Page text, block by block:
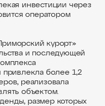
инвестиции через
оператором
курорт»
и последующей
привлекла более 1,2
реализовала
объектом.
размер которых